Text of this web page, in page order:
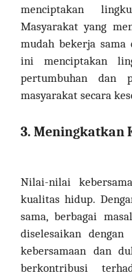
menciptakan
Masyarakat yang
mudah bekerja
ini menciptakan
pertumbuhan dan
masyarakat secara
3. Meningkatkan
Nilai-nilai
kualitas hidup.
sama, berbagai
diselesaikan
kebersamaan dan
berkontribusi